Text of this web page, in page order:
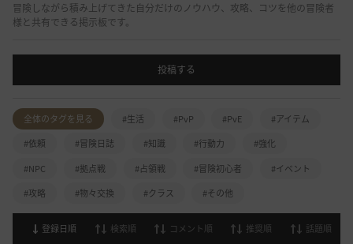
冒険しながら積み上げてきた自分だけのノウハウ、攻略、コツを他の冒険者
様と共有できる掲示板です。
投稿する
全体のタグを見る #生活 #PvP #PvE
#アイテム
#依頼
#冒険日誌 #知識 #行動力
#強化
#NPC
#拠点戦 #占領戦 #冒険初心者
#イベント
#攻略
#物々交換 #クラス #その他
登録日順 検索順 コメント順 推奨順 話題順